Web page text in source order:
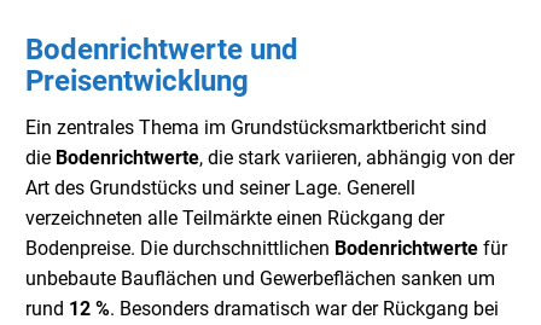
Bodenrichtwerte und
Preisentwicklung
Ein zentrales Thema im Grundstücksmarktbericht sind
die Bodenrichtwerte, die stark variieren, abhängig von der
Art des Grundstücks und seiner Lage. Generell
verzeichneten alle Teilmärkte einen Rückgang der
Bodenpreise. Die durchschnittlichen Bodenrichtwerte für
unbebaute Bauflächen und Gewerbeflächen sanken um
rund 12 %. Besonders dramatisch war der Rückgang bei